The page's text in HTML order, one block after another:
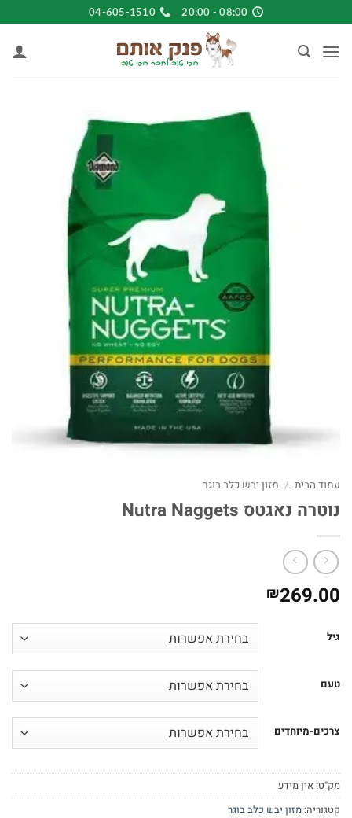
to
content
08:00 - 20:00
04-605-1510
עמוד הבית / מזון יבש כלב בוגר
נוטרה נאגטס Nutra Naggets
₪269.00
גיל
טעם
צרכים-מיוחדים
מק"ט: אין מידע
קטגוריה: מזון יבש כלב בוגר